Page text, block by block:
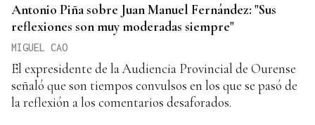
Antonio Piña sobre Juan Manuel Fernández: "Sus
reflexiones son muy moderadas siempre"
MIGUEL CAO
El expresidente de la Audiencia Provincial de Ourense
señaló que son tiempos convulsos en los que se pasó de
la reflexión a los comentarios desaforados.